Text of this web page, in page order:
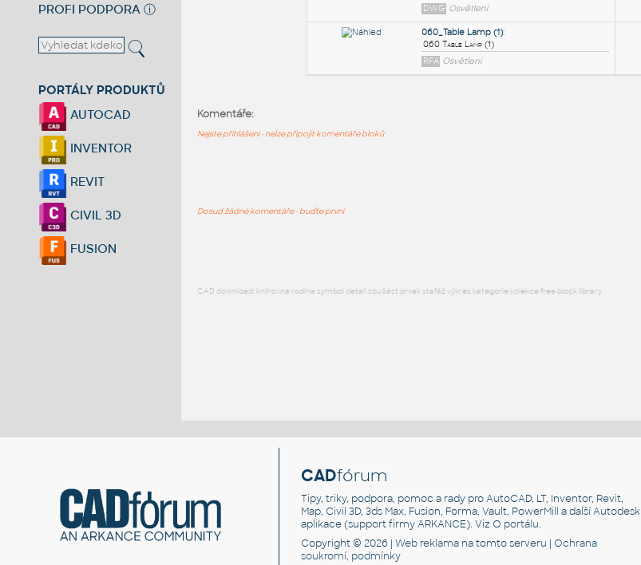
PROFI PODPORA ⓘ
PORTÁLY PRODUKTŮ
AUTOCAD
INVENTOR
REVIT
CIVIL 3D
FUSION
Komentáře:
Nejste přihlášeni - nelze připojit komentáře bloků
Dosud žádné komentáře - buďte první
CAD download: knihovna rodina symbol detail součást prvek stafáž výkres kategorie kolekce free block library
CADfórum
Tipy, triky, podpora, pomoc a rady pro AutoCAD, LT, Inventor, Revit,
Map, Civil 3D, 3ds Max, Fusion, Forma, Vault, PowerMill a další Autodesk
aplikace (support firmy ARKANCE). VizO portálu.
Copyright © 2026 |Web reklama na tomto serveru |Ochrana
soukromí, podmínky